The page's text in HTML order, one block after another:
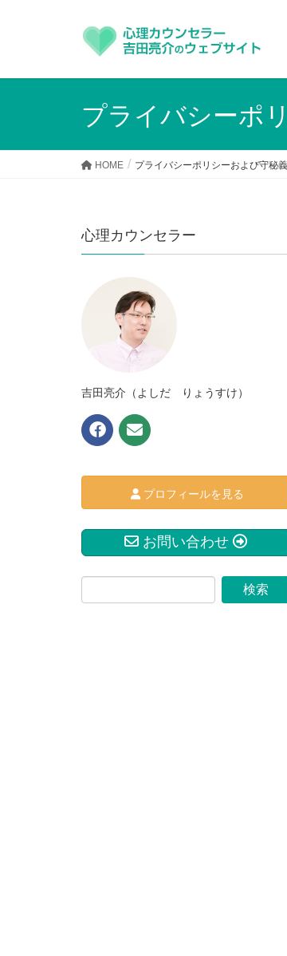
プライバシーポ
HOME プライバシーポリシーおよび守秘
心理カウンセラー
吉田亮介（よしだ りょうすけ）
プロフィールを見る
お問い合わせ